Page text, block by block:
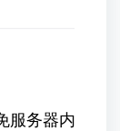
服务器内